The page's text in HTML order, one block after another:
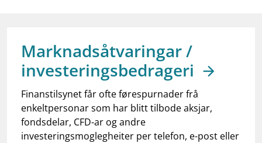
notifications_noneAbonner på nyhetsvarsel
Marknadsåtvaringar /
investeringsbedrageri
Finanstilsynet får ofte førespurnader frå
enkeltpersonar som har blitt tilbode aksjar,
fondsdelar, CFD-ar og andre
investeringsmoglegheiter per telefon, e-post eller